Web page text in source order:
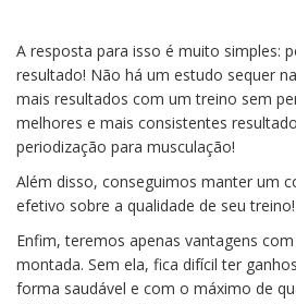
A resposta para isso é muito simples:
resultado! Não há um estudo sequer
mais resultados com um treino sem
melhores e mais consistentes
periodização para musculação!
Além disso, conseguimos manter um
efetivo sobre a qualidade de seu treino!
Enfim, teremos apenas vantagens
montada. Sem ela, fica difícil ter
forma saudável e com o máximo de